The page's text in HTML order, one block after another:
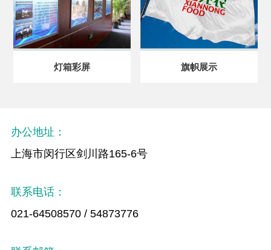
灯箱彩屏 旗帜展示
办公地址：
上海市闵行区剑川路165-6号
联系电话：
021-64508570 / 54873776